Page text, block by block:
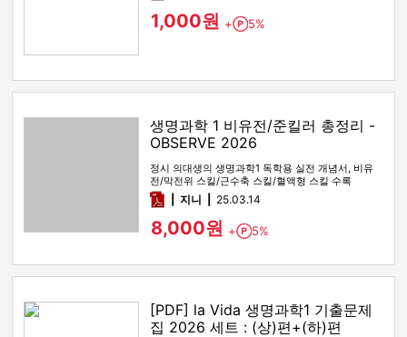
1,000원 + Point
5%
생명과학 1 비유전/준킬러 총정리 -
OBSERVE 2026
정시 의대생의 생명과학1 독학용 실전 개념서, 비유
전/막전위 스킬/근수축 스킬/혈액형 스킬 수록
pdf지니 25.03.14
8,000원 + Point
5%
[PDF] la Vida 생명과학1 기출문제
집 2026 세트 : (상)편+(하)편